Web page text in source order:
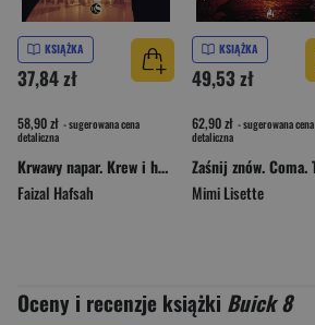
KSIĄŻKA
37,84 zł
58,90 zł - sugerowana cena
detaliczna
Krwawy napar. Krew i herbata. Tom 2
Faizal Hafsah
KSIĄŻKA
49,53 zł
62,90 zł - sugerowana cena
detaliczna
Mimi Lisette
Oceny i recenzje książki Buick 8